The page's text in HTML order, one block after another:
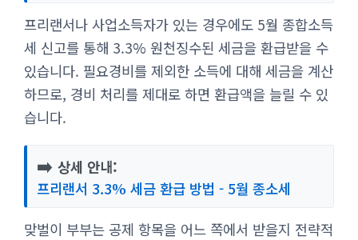
프리랜서나 사업소득자가 있는 경우에도 5월 종합소득
세 신고를 통해 3.3% 원천징수된 세금을 환급받을 수
있습니다. 필요경비를 제외한 소득에 대해 세금을 계산
하므로, 경비 처리를 제대로 하면 환급액을 늘릴 수 있
습니다.
➡️ 상세 안내:
프리랜서 3.3% 세금 환급 방법 - 5월 종소세
맞벌이 부부는 공제 항목을 어느 쪽에서 받을지 전략적